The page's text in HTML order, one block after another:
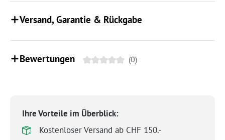
Versand, Garantie & Rückgabe
Bewertungen (0)
Ihre Vorteile im Überblick:
Kostenloser Versand ab CHF 150.-